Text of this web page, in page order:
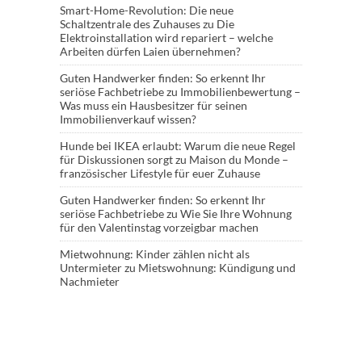
Smart-Home-Revolution: Die neue
Schaltzentrale des Zuhauseszu Die
Elektroinstallation wird repariert – welche
Arbeiten dürfen Laien übernehmen?
Guten Handwerker finden: So erkennt Ihr
seriöse Fachbetriebezu Immobilienbewertung –
Was muss ein Hausbesitzer für seinen
Immobilienverkauf wissen?
Hunde bei IKEA erlaubt: Warum die neue Regel
für Diskussionen sorgtzu Maison du Monde –
französischer Lifestyle für euer Zuhause
Guten Handwerker finden: So erkennt Ihr
seriöse Fachbetriebezu Wie Sie Ihre Wohnung
für den Valentinstag vorzeigbar machen
Mietwohnung: Kinder zählen nicht als
Untermieterzu Mietswohnung: Kündigung und
Nachmieter